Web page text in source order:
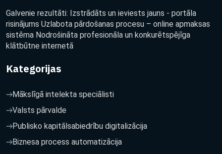
Galvenie rezultāti: Izstrādāts un ieviests jauns - portāla
risinājums Uzlabota pārdošanas procesu – online apmaksas
sistēma Nodrošināta profesionāla un konkurētspējīga
klātbūtne internetā
Kategorijas
Mākslīgā intelekta speciālisti
Valsts pārvalde
Publisko kapitālsabiedrību digitalizācija
Biznesa process automatizācija